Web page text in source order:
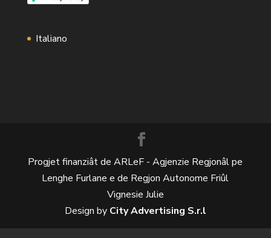
Italiano
Progjet finanziât de ARLeF - Agjenzie Regjonâl pe
Lenghe Furlane e de Regjon Autonome Friûl
Vignesie Julie
Design by City Advertising S.r.l